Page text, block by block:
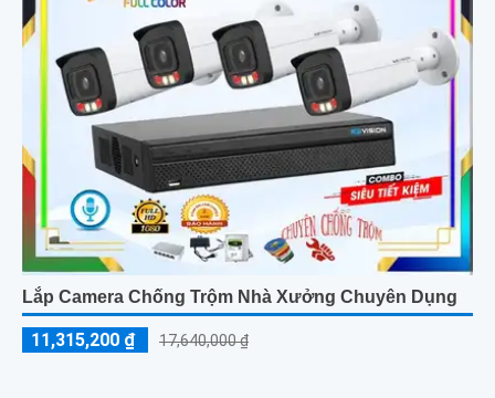
Lắp Camera Chống Trộm Nhà Xưởng Chuyên Dụng
11,315,200 ₫ 17,640,000 ₫